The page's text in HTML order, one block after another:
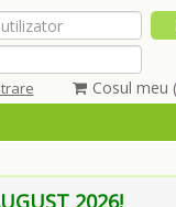
Cosul meu (
2026!